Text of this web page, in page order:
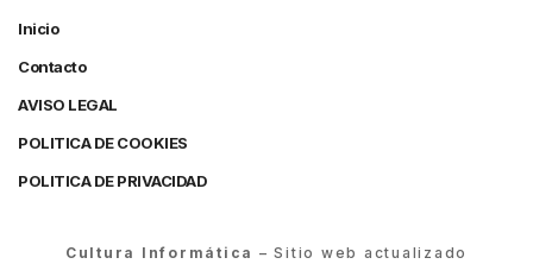
Inicio
Contacto
AVISO LEGAL
POLITICA DE COOKIES
POLITICA DE PRIVACIDAD
Cultura Informática – Sitio web actualizado